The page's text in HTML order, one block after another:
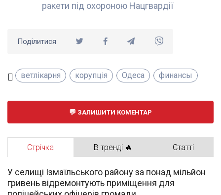
ракети під охороною Нацгвардії
Поділитися
ветлікарня корупція Одеса финансы
ЗАЛИШИТИ КОМЕНТАР
Стрічка В тренді 🔥 Статті
У селищі Ізмаїльського району за понад мільйон
гривень відремонтують приміщення для